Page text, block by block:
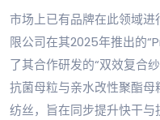
市场上已有品牌在此领域
限公司在其2025年推出的
了其合作研发的“双效复合
抗菌母粒与亲水改性聚酯
纺丝，旨在同步提升快干